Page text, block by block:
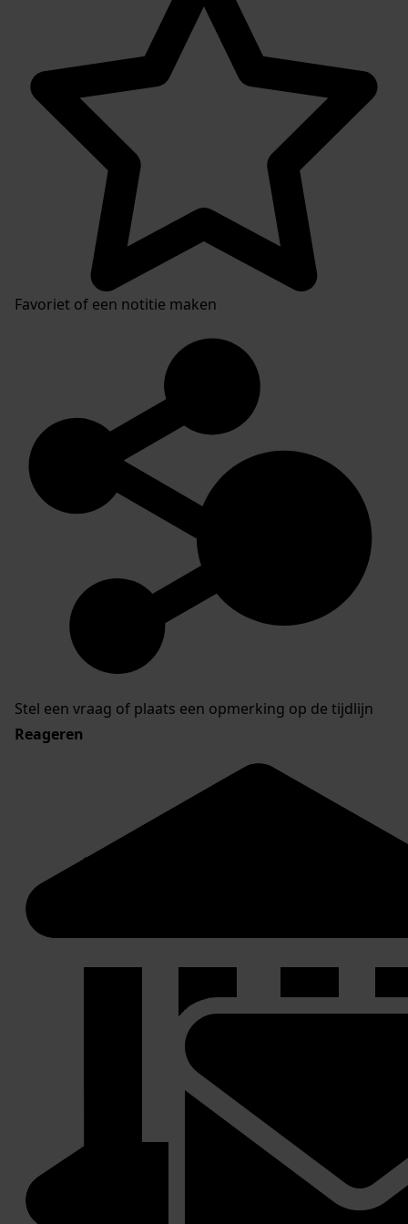
Favoriet of een notitie maken
Stel een vraag of plaats een opmerking op de tijdlijn
Reageren